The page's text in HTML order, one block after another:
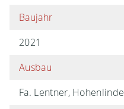
Baujahr
2021
Ausbau
Fa. Lentner,